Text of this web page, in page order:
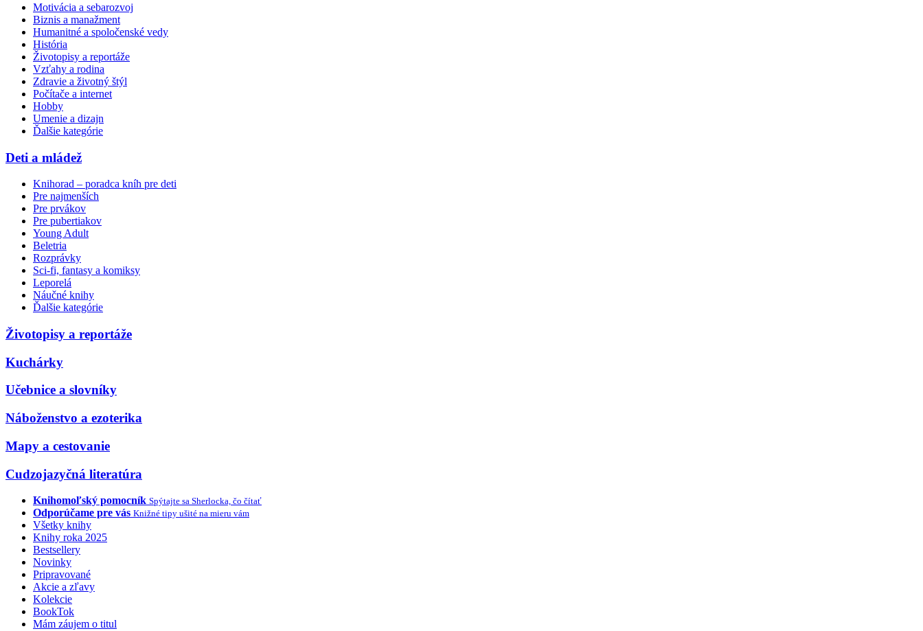
Motivácia a sebarozvoj
Biznis a manažment
Humanitné a spoločenské vedy
História
Životopisy a reportáže
Vzťahy a rodina
Zdravie a životný štýl
Počítače a internet
Hobby
Umenie a dizajn
Ďalšie kategórie
Deti a mládež
Knihorad – poradca kníh pre deti
Pre najmenších
Pre prvákov
Pre pubertiakov
Young Adult
Beletria
Rozprávky
Sci-fi, fantasy a komiksy
Leporelá
Náučné knihy
Ďalšie kategórie
Životopisy a reportáže
Kuchárky
Učebnice a slovníky
Náboženstvo a ezoterika
Mapy a cestovanie
Cudzojazyčná literatúra
Knihomoľský pomocník Spýtajte sa Sherlocka, čo čítať
Odporúčame pre vás Knižné tipy ušité na mieru vám
Všetky knihy
Knihy roka 2025
Bestsellery
Novinky
Pripravované
Akcie a zľavy
Kolekcie
BookTok
Mám záujem o titul